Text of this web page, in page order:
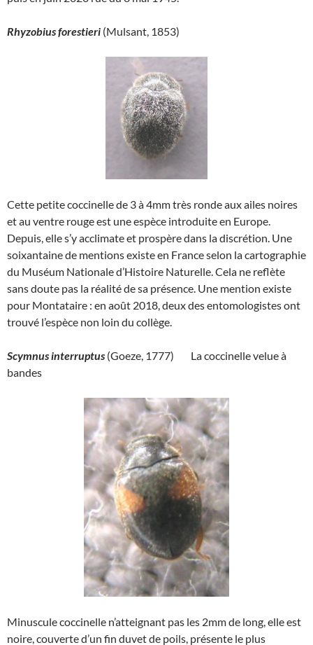
Rhyzobius forestieri (Mulsant, 1853)
Cette petite coccinelle de 3 à 4mm très ronde aux ailes noires
et au ventre rouge est une espèce introduite en Europe.
Depuis, elle s’y acclimate et prospère dans la discrétion. Une
soixantaine de mentions existe en France selon la cartographie
du Muséum Nationale d’Histoire Naturelle. Cela ne reflète
sans doute pas la réalité de sa présence. Une mention existe
pour Montataire : en août 2018, deux des entomologistes ont
trouvé l’espèce non loin du collège.
Scymnus interruptus (Goeze, 1777) La coccinelle velue à
bandes
Minuscule coccinelle n’atteignant pas les 2mm de long, elle est
noire, couverte d’un fin duvet de poils, présente le plus